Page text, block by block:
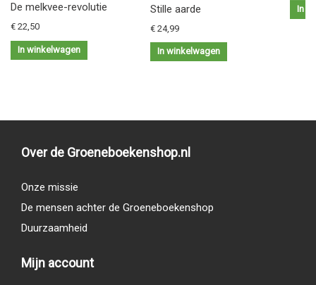
De melkvee-revolutie
€ 22,50
In winkelwagen
Stille aarde
€ 24,99
In winkelwagen
In
Over de Groeneboekenshop.nl
Onze missie
De mensen achter de Groeneboekenshop
Duurzaamheid
Mijn account